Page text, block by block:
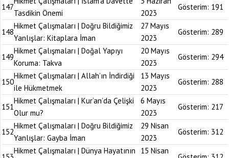
147
Tasdikin Önemi
2023
Gösterim: 191
148
Hikmet Çalışmaları | Doğru Bildiğimiz
Yanlışlar: Kitaplara İman
27 Mayıs
2023
Gösterim: 289
149
Hikmet Çalışmaları | Doğal Yapıyı
Koruma: Takva
20 Mayıs
2023
Gösterim: 294
150
Hikmet Çalışmaları | Allah’ın İndirdiği
ile Hükmetmek
13 Mayıs
2023
Gösterim: 288
151
Hikmet Çalışmaları | Kur’an’da Çelişki
Olur mu?
6 Mayıs
2023
Gösterim: 217
152
Hikmet Çalışmaları | Doğru Bildiğimiz
Yanlışlar: Gayba İman
29 Nisan
2023
Gösterim: 312
Hikmet Çalışmaları | Dünya Hayatının
15 Nisan